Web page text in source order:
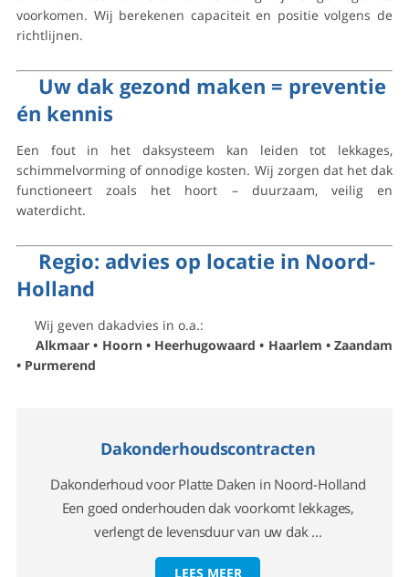
voorkomen. Wij berekenen capaciteit en positie volgens de
richtlijnen.
Uw dak gezond maken = preventie
én kennis
Een fout in het daksysteem kan leiden tot lekkages,
schimmelvorming of onnodige kosten. Wij zorgen dat het dak
functioneert zoals het hoort – duurzaam, veilig en
waterdicht.
Regio: advies op locatie in Noord-
Holland
Wij geven dakadvies in o.a.:
Alkmaar • Hoorn • Heerhugowaard • Haarlem • Zaandam
• Purmerend
Dakonderhoudscontracten
Dakonderhoud voor Platte Daken in Noord-Holland
Een goed onderhouden dak voorkomt lekkages,
verlengt de levensduur van uw dak ...
LEES MEER